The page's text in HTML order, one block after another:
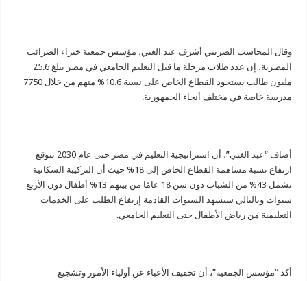
وقال المحاسب الضريبي أشرف عبد الغني، مؤسس جمعية خبراء الضرائب
المصرية، إن عدد طلاب مرحلة ما قبل التعليم الجامعي في مصر يبلغ 25.6
مليون طالب يستحوذ القطاع الخاص على نسبة 10.6% منهم من خلال 7750
مدرسة خاصة في مختلف أنحاء الجمهورية.
أضاف “عبد الغني”، أن استراتيجية التعليم في مصر حتى عام 2030 تتوقع
ارتفاع نسبة مساهمة القطاع الخاص إلى 18% حيث أن التركيبة السكانية
تشمل 43% من الشباب دون سن 18 عامًا من بينهم 13% أطفال دون الأربع
سنوات وبالتالي ستشهد السنوات القادمة إرتفاع الطلب على الخدمات
التعليمية من رياض الأطفال حتى التعليم الجامعي.
أكد “مؤسس الجمعية”، أن تخفيف الأعباء عن أولياء الأمور وتشجيع